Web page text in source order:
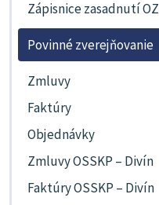
Zápisnice zasadnutí OZ
Povinné zverejňovanie
Zmluvy
Faktúry
Objednávky
Zmluvy OSSKP – Divín
Faktúry OSSKP – Divín